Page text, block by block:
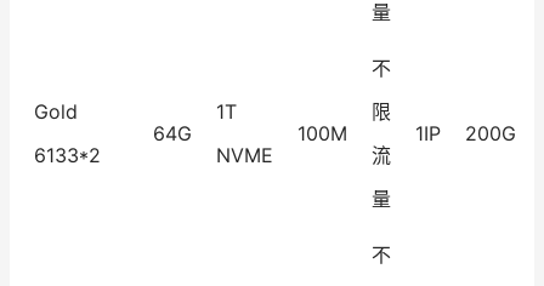
量
Gold
6133*2
64G
1T
NVME
100M
不
限
流
量
1IP 200G
不